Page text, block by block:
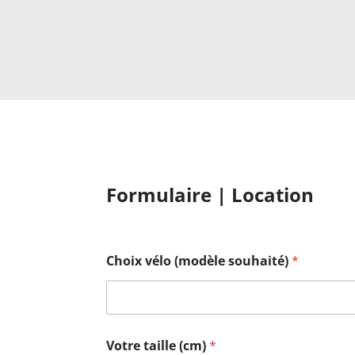
Formulaire | Location
Choix vélo (modèle souhaité)*
Votre taille (cm)*